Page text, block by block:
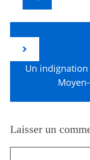
Un
Laisser un